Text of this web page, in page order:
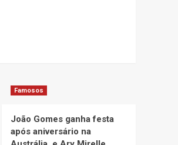
Famosos
João Gomes ganha festa
após aniversário na